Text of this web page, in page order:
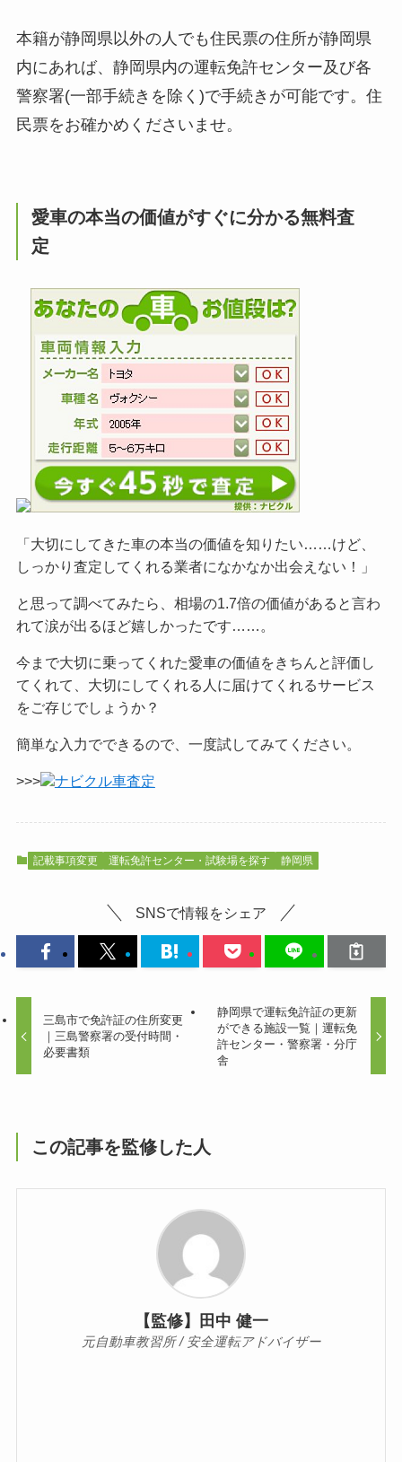
本籍が静岡県以外の人でも住民票の住所が静岡県
内にあれば、静岡県内の運転免許センター及び各
警察署(一部手続きを除く)で手続きが可能です。住
民票をお確かめくださいませ。
愛車の本当の価値がすぐに分かる無料査
定
「大切にしてきた車の本当の価値を知りたい……けど、
しっかり査定してくれる業者になかなか出会えない！」
と思って調べてみたら、相場の1.7倍の価値があると言わ
れて涙が出るほど嬉しかったです……。
今まで大切に乗ってくれた愛車の価値をきちんと評価し
てくれて、大切にしてくれる人に届けてくれるサービス
をご存じでしょうか？
簡単な入力でできるので、一度試してみてください。
>>> ナビクル車査定
記載事項変更 運転免許センター・試験場を探す 静岡県
SNSで情報をシェア
三島市で免許証の住所変更
｜三島警察署の受付時間・
必要書類
静岡県で運転免許証の更新
ができる施設一覧｜運転免
許センター・警察署・分庁
舎
この記事を監修した人
【監修】田中 健一
元自動車教習所 / 安全運転アドバイザー